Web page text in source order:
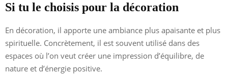
Si tu le choisis pour la décoration
En décoration, il apporte une ambiance plus apaisante et plus
spirituelle. Concrètement, il est souvent utilisé dans des
espaces où l’on veut créer une impression d’équilibre, de
nature et d’énergie positive.